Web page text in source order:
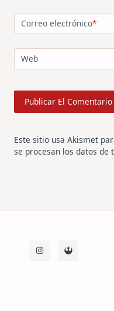
Correo electrónico*
Web
Este sitio usa Akismet
se procesan los datos de